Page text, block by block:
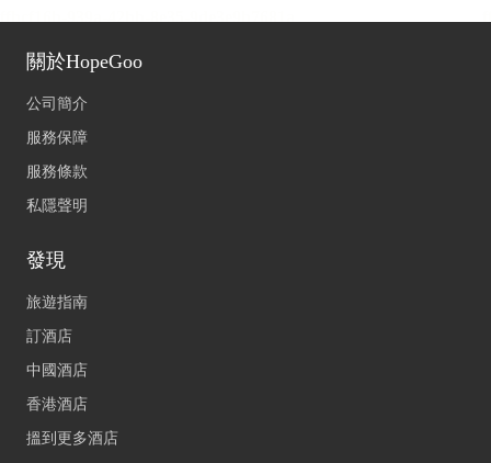
關於HopeGoo
公司簡介
服務保障
服務條款
私隱聲明
發現
旅遊指南
訂酒店
中國酒店
香港酒店
搵到更多酒店